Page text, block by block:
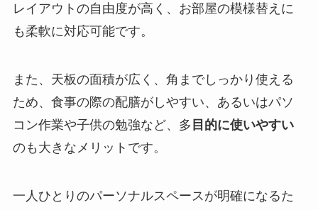
レイアウトの自由度が高く、お部屋の模様替えに
も柔軟に対応可能です。
また、天板の面積が広く、角までしっかり使える
ため、食事の際の配膳がしやすい、あるいはパソ
コン作業や子供の勉強など、多 目的に使いやすい
のも大きなメリットです。
一人ひとりのパーソナルスペースが明確になるた